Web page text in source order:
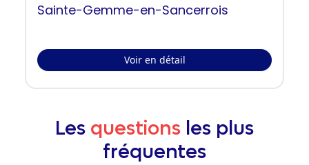
Sainte-Gemme-en-Sancerrois
Voir en détail
Les questions les plus
fréquentes